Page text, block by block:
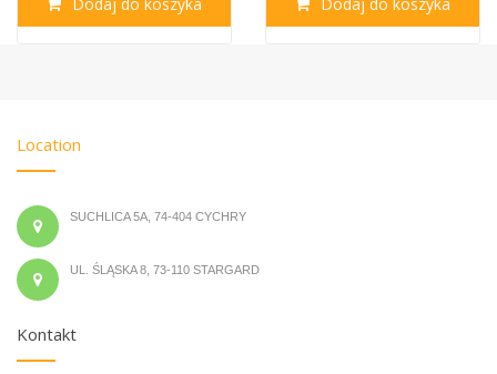
Location
SUCHLICA 5A, 74-404 CYCHRY
UL. ŚLĄSKA 8, 73-110 STARGARD
Kontakt